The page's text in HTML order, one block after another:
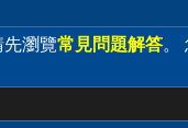
瀏覽常見問題解答。